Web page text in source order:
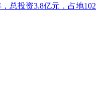
总投资3.8亿元，占地102